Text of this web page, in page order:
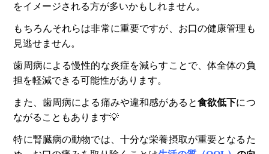
をイメージされる方が多いかもしれません。
もちろんそれらは非常に重要ですが、お口の健康管理も
見逃せません。
歯周病による慢性的な炎症を減らすことで、体全体の負
担を軽減できる可能性があります。
また、歯周病による痛みや違和感があると食欲低下につ
ながることもあります💡
特に腎臓病の動物では、十分な栄養摂取が重要となるた